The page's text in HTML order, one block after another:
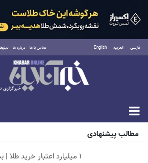
فارسی العربية English تماس با ما درباره ما
پنجشنبه ۱۵ مرداد ۱۴۰۵
مطالب پیشنهادی
۱ میلیارد اعتبار خرید طلا | بدون ضامن و چک